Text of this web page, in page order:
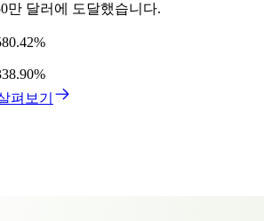
만 달러에 도달했습니다.
펴보기